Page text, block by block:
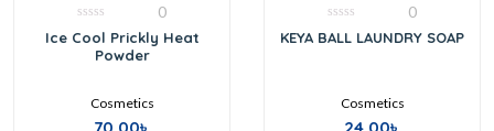
0
out
0
Ice Cool Prickly Heat
Powder
Cosmetics
0
out
0
KEYA BALL LAUNDRY SOAP
Cosmetics